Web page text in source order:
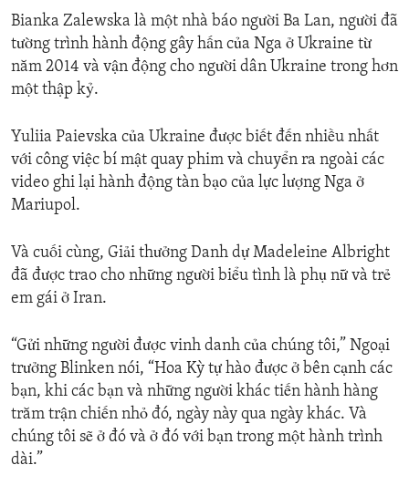
Bianka Zalewska là một nhà báo người Ba Lan, người đã
tường trình hành động gây hấn của Nga ở Ukraine từ
năm 2014 và vận động cho người dân Ukraine trong hơn
một thập kỷ.
Yuliia Paievska của Ukraine được biết đến nhiều nhất
với công việc bí mật quay phim và chuyển ra ngoài các
video ghi lại hành động tàn bạo của lực lượng Nga ở
Mariupol.
Và cuối cùng, Giải thưởng Danh dự Madeleine Albright
đã được trao cho những người biểu tình là phụ nữ và trẻ
em gái ở Iran.
“Gửi những người được vinh danh của chúng tôi,” Ngoại
trưởng Blinken nói, “Hoa Kỳ tự hào được ở bên cạnh các
bạn, khi các bạn và những người khác tiến hành hàng
trăm trận chiến nhỏ đó, ngày này qua ngày khác. Và
chúng tôi sẽ ở đó và ở đó với bạn trong một hành trình
dài.”